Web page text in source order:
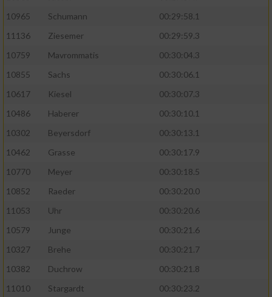
10965
Schumann
00:29:58.1
11136
Ziesemer
00:29:59.3
10759
Mavrommatis
00:30:04.3
10855
Sachs
00:30:06.1
10617
Kiesel
00:30:07.3
10486
Haberer
00:30:10.1
10302
Beyersdorf
00:30:13.1
10462
Grasse
00:30:17.9
10770
Meyer
00:30:18.5
10852
Raeder
00:30:20.0
11053
Uhr
00:30:20.6
10579
Junge
00:30:21.6
10327
Brehe
00:30:21.7
10382
Duchrow
00:30:21.8
11010
Stargardt
00:30:23.2